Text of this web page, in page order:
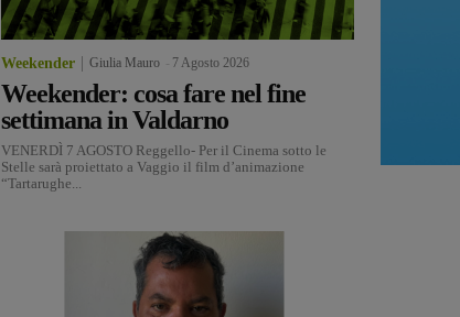
Weekender Giulia Mauro 7 Agosto 2026
Weekender: cosa fare nel fine
settimana in Valdarno
VENERDÌ 7 AGOSTO Reggello- Per il Cinema sotto le
Stelle sarà proiettato a Vaggio il film d’animazione
“Tartarughe...